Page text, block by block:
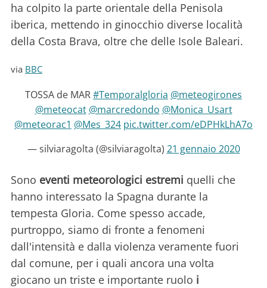
ha colpito la parte orientale della Penisola
iberica, mettendo in ginocchio diverse località
della Costa Brava, oltre che delle Isole Baleari.
via BBC
TOSSA de MAR#Temporalgloria @meteogirones
@meteocat @marcredondo @Monica_Usart
@meteorac1 @Mes_324 pic.twitter.com/eDPHkLhA7o
— silviaragolta (@silviaragolta) 21 gennaio 2020
Sono eventi meteorologici estremi quelli che
hanno interessato la Spagna durante la
tempesta Gloria. Come spesso accade,
purtroppo, siamo di fronte a fenomeni
dall'intensità e dalla violenza veramente fuori
dal comune, per i quali ancora una volta
giocano un triste e importante ruolo i